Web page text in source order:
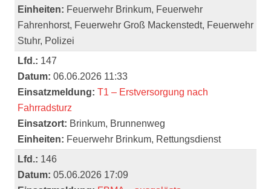
Einheiten: Feuerwehr Brinkum, Feuerwehr
Fahrenhorst, Feuerwehr Groß Mackenstedt, Feuerwehr
Stuhr, Polizei
Lfd.: 147
Datum: 06.06.2026 11:33
Einsatzmeldung: T1 – Erstversorgung nach
Fahrradsturz
Einsatzort: Brinkum, Brunnenweg
Einheiten: Feuerwehr Brinkum, Rettungsdienst
Lfd.: 146
Datum: 05.06.2026 17:09